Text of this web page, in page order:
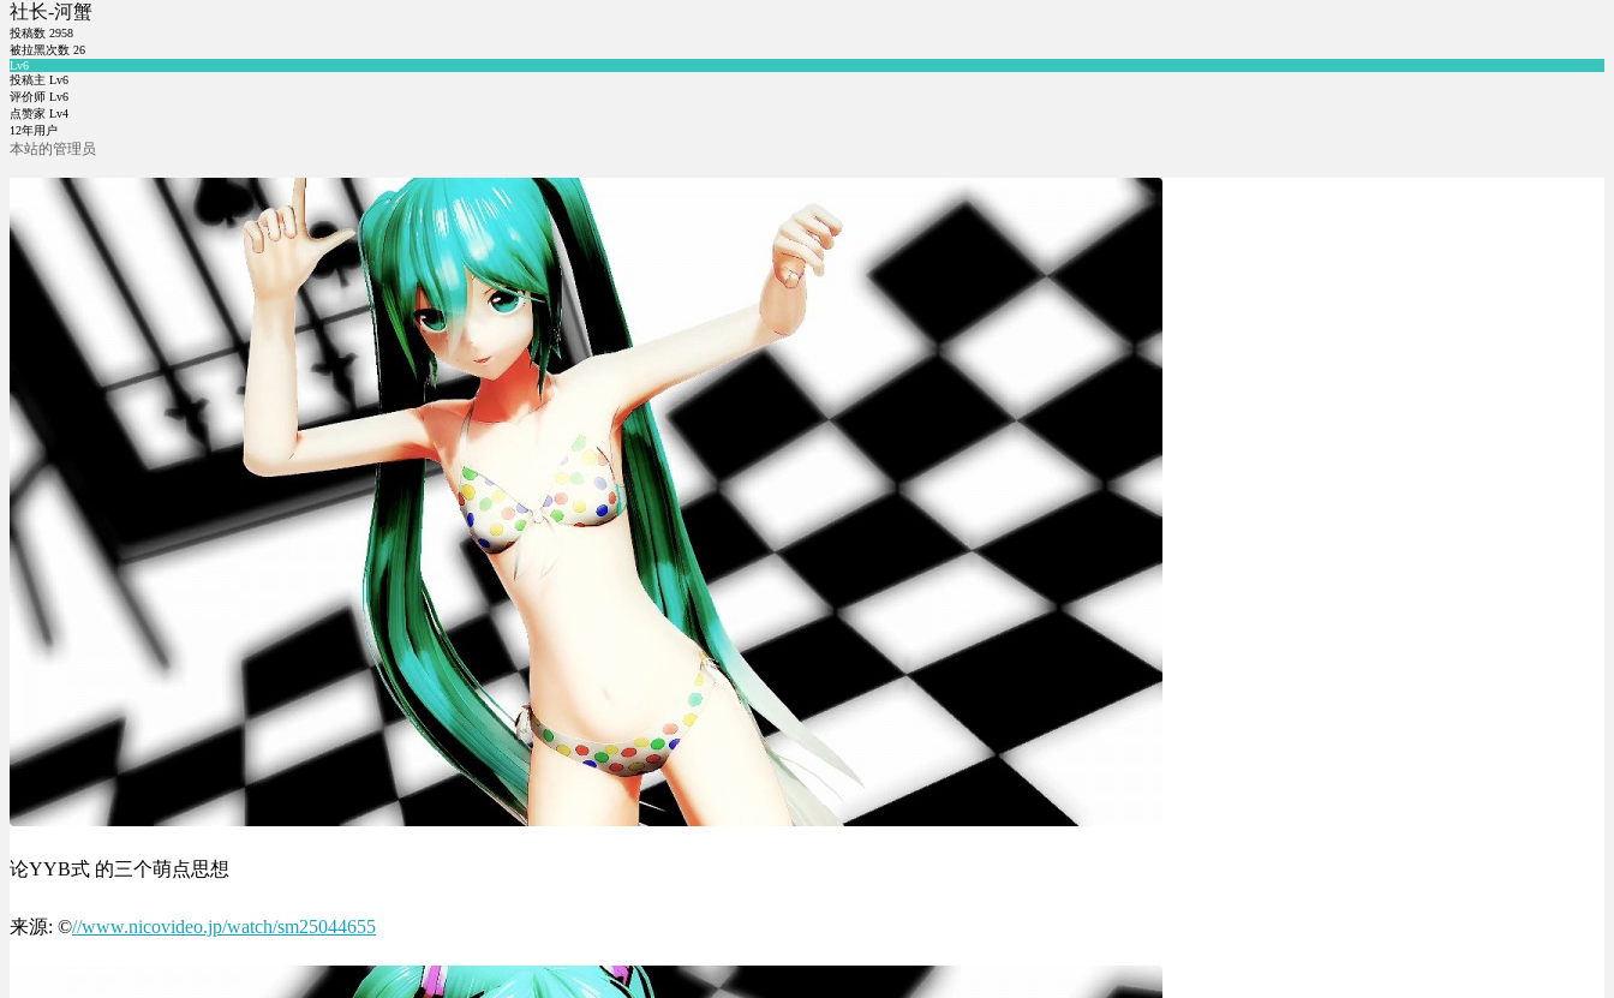
社长-河蟹
投稿数 2958
被拉黑次数 26
Lv6
投稿主 Lv6
评价师 Lv6
点赞家 Lv4
12年用户
本站的管理员
论YYB式 的三个萌点思想
来源: ©//www.nicovideo.jp/watch/sm25044655